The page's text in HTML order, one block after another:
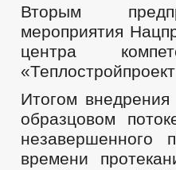
Вторым
мероприятия
центра
Итогом внедрения
образцовом
незавершенного
времени